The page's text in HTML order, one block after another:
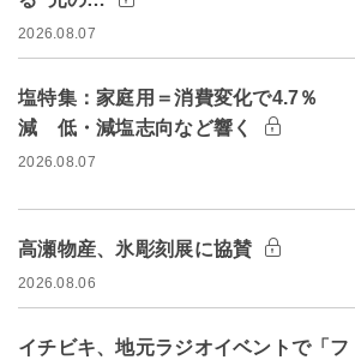
2026.08.07
塩特集：家庭用＝消費変化で4.7％
減 低・減塩志向など響く
2026.08.07
高瀬物産、氷彫刻展に協賛
2026.08.06
イチビキ、地元ラジオイベントで「フ